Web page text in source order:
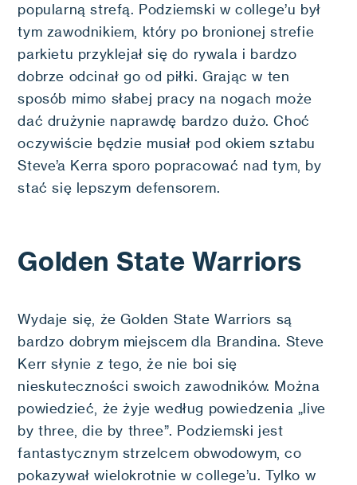
popularną strefą. Podziemski w college’u był
tym zawodnikiem, który po bronionej strefie
parkietu przyklejał się do rywala i bardzo
dobrze odcinał go od piłki. Grając w ten
sposób mimo słabej pracy na nogach może
dać drużynie naprawdę bardzo dużo. Choć
oczywiście będzie musiał pod okiem sztabu
Steve’a Kerra sporo popracować nad tym, by
stać się lepszym defensorem.
Golden State Warriors
Wydaje się, że Golden State Warriors są
bardzo dobrym miejscem dla Brandina. Steve
Kerr słynie z tego, że nie boi się
nieskuteczności swoich zawodników. Można
powiedzieć, że żyje według powiedzenia „live
by three, die by three”. Podziemski jest
fantastycznym strzelcem obwodowym, co
pokazywał wielokrotnie w college’u. Tylko w